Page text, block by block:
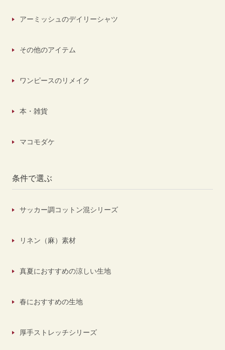
アーミッシュのデイリーシャツ
その他のアイテム
ワンピースのリメイク
本・雑貨
マコモダケ
条件で選ぶ
サッカー調コットン混シリーズ
リネン（麻）素材
真夏におすすめの涼しい生地
春におすすめの生地
厚手ストレッチシリーズ